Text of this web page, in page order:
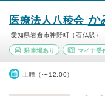
医療法人八稜会 か
愛知県岩倉市神野町（石仏駅）
駐車場あり マイナ受
土曜（〜12:00）